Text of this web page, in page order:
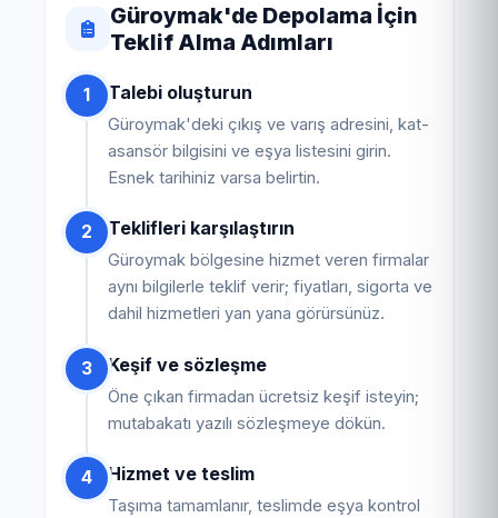
Güroymak'de Depolama İçin
Teklif Alma Adımları
1 Talebi oluşturun
Güroymak'deki çıkış ve varış adresini, kat-
asansör bilgisini ve eşya listesini girin.
Esnek tarihiniz varsa belirtin.
2 Teklifleri karşılaştırın
Güroymak bölgesine hizmet veren firmalar
aynı bilgilerle teklif verir; fiyatları, sigorta ve
dahil hizmetleri yan yana görürsünüz.
3 Keşif ve sözleşme
Öne çıkan firmadan ücretsiz keşif isteyin;
mutabakatı yazılı sözleşmeye dökün.
4 Hizmet ve teslim
Taşıma tamamlanır, teslimde eşya kontrol